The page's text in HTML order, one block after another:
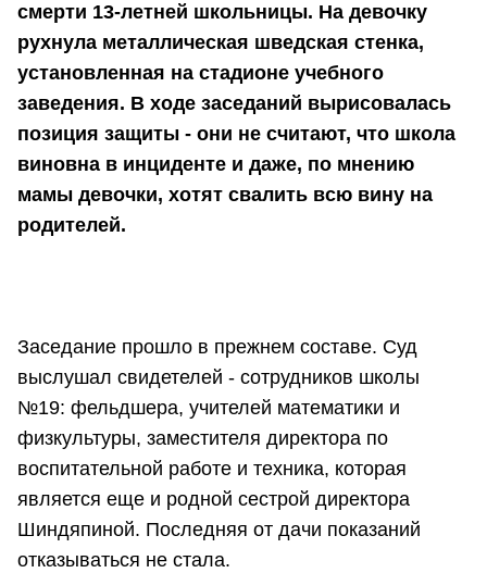
смерти 13-летней школьницы. На девочку
рухнула металлическая шведская стенка,
установленная на стадионе учебного
заведения. В ходе заседаний вырисовалась
позиция защиты - они не считают, что школа
виновна в инциденте и даже, по мнению
мамы девочки, хотят свалить всю вину на
родителей.
Заседание прошло в прежнем составе. Суд
выслушал свидетелей - сотрудников школы
№19: фельдшера, учителей математики и
физкультуры, заместителя директора по
воспитательной работе и техника, которая
является еще и родной сестрой директора
Шиндяпиной. Последняя от дачи показаний
отказываться не стала.